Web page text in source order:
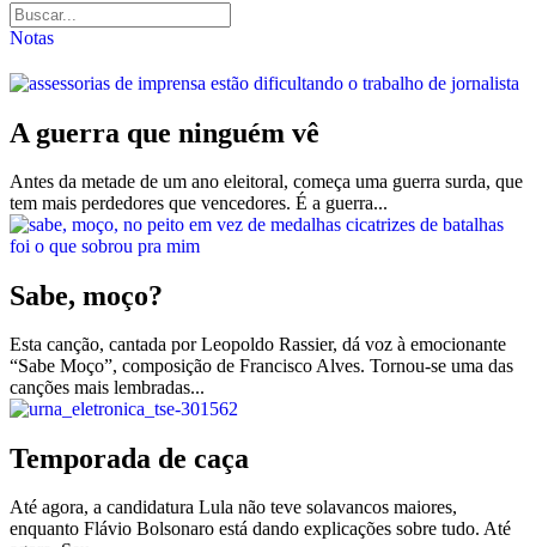
Notas
A guerra que ninguém vê
Antes da metade de um ano eleitoral, começa uma guerra surda, que
tem mais perdedores que vencedores. É a guerra...
Sabe, moço?
Esta canção, cantada por Leopoldo Rassier, dá voz à emocionante
“Sabe Moço”, composição de Francisco Alves. Tornou-se uma das
canções mais lembradas...
Temporada de caça
Até agora, a candidatura Lula não teve solavancos maiores,
enquanto Flávio Bolsonaro está dando explicações sobre tudo. Até